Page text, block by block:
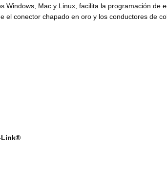
Mac y Linux, facilita la programación de
el conector chapado en oro y los conductores de
Link®